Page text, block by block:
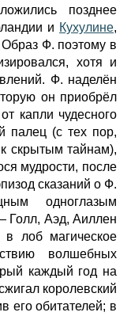
позднее
и Кухулине,
Ф. поэтому в
хотя и
Ф. наделён
он приобрёл
капли чудесного
палец (с тех пор,
скрытым тайнам),
мудрости, после
сказаний о Ф.
одноглазым
Голл, Аэд, Аиллен
лоб магическое
волшебных
каждый год на
королевский
его обитателей; в